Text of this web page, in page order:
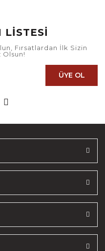
LİSTESİ
Fırsatlardan İlk Sizin
Olsun!
ÜYE OL